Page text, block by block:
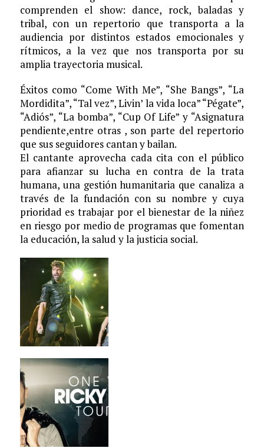
comprenden el show: dance, rock, baladas y
tribal, con un repertorio que transporta a la
audiencia por distintos estados emocionales y
rítmicos, a la vez que nos transporta por su
amplia trayectoria musical.
Éxitos como “Come With Me”, “She Bangs”, “La
Mordidita”, “Tal vez”, Livin’ la vida loca” “Pégate”,
“Adiós”, “La bomba”, “Cup Of Life” y “Asignatura
pendiente,entre otras , son parte del repertorio
que sus seguidores cantan y bailan.
El cantante aprovecha cada cita con el público
para afianzar su lucha en contra de la trata
humana, una gestión humanitaria que canaliza a
través de la fundación con su nombre y cuya
prioridad es trabajar por el bienestar de la niñez
en riesgo por medio de programas que fomentan
la educación, la salud y la justicia social.